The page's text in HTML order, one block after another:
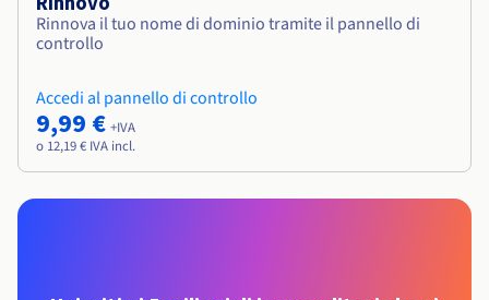
Rinnova il tuo nome di dominio tramite il pannello di
controllo
Accedi al pannello di controllo
9,99 € +IVA
o 12,19 € IVA incl.